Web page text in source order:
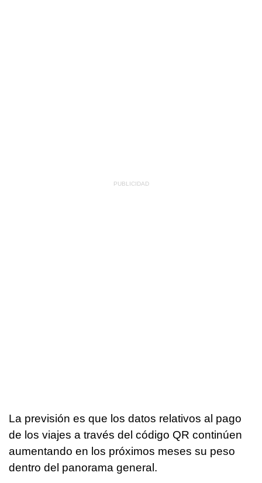
La previsión es que los datos relativos al pago
de los viajes a través del código QR continúen
aumentando en los próximos meses su peso
dentro del panorama general.